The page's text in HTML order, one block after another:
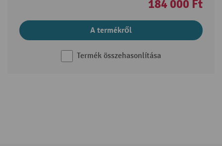
184 000 Ft
A termékről
Termék összehasonlítása